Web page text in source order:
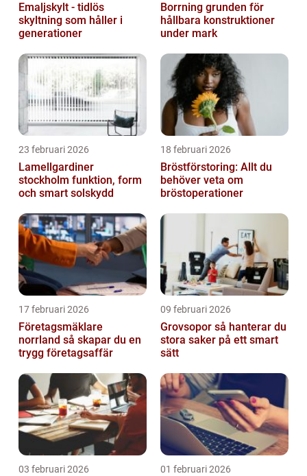
Emaljskylt - tidlös
skyltning som håller i
generationer
Borrning grunden för
hållbara konstruktioner
under mark
23 februari 2026
Lamellgardiner
stockholm funktion, form
och smart solskydd
18 februari 2026
Bröstförstoring: Allt du
behöver veta om
bröstoperationer
17 februari 2026
Företagsmäklare
norrland så skapar du en
trygg företagsaffär
09 februari 2026
Grovsopor så hanterar du
stora saker på ett smart
sätt
03 februari 2026 01 februari 2026